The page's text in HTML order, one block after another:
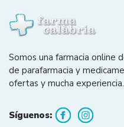
Somos una farmacia online
de parafarmacia y
ofertas y mucha experiencia.
Síguenos: